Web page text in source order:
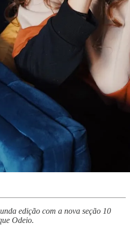
edição com a nova seção 10
Odeio.